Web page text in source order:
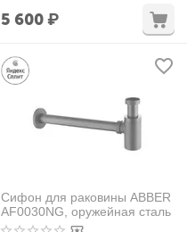
5 600₽
Сифон для раковины ABBER
AF0030NG, оружейная сталь